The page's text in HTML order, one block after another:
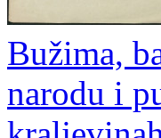
Bužima,
narodu i